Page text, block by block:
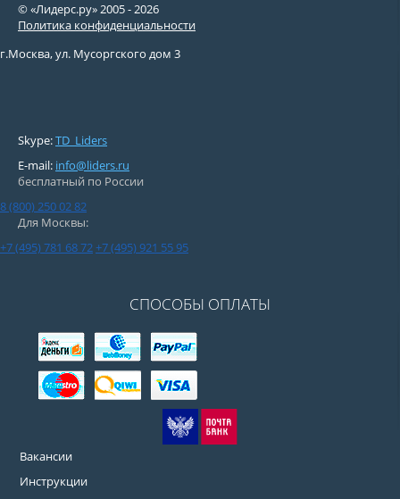
© «Лидерс.ру» 2005 -2026
Политика конфиденциальности
г.Москва, ул. Мусоргского дом 3
Skype:TD_Liders
E-mail: info@liders.ru
бесплатный по России
8 (800) 250 02 82
Для Москвы:
+7 (495) 781 68 72+7 (495) 921 55 95
СПОСОБЫ ОПЛАТЫ
Вакансии
Инструкции